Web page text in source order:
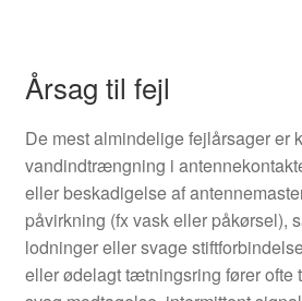
Årsag til fejl
De mest almindelige fejlårsager er
vandindtrængning i
eller beskadigelse af
påvirkning (fx vask eller påkørsel),
lodninger eller svage
eller ødelagt tætningsring fører ofte